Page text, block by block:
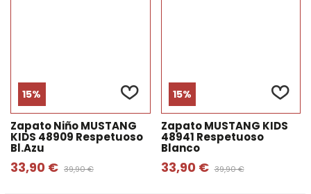
15%
Zapato Niño MUSTANG
KIDS 48909 Respetuoso
Bl.azu
33,90 € 39,90 €
15%
Zapato MUSTANG KIDS
48941 Respetuoso
Blanco
33,90 € 39,90 €